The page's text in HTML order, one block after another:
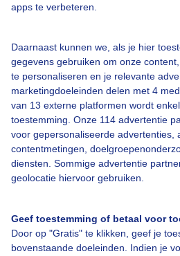
apps te verbeteren.
Daarnaast kunnen we, als je hier
gegevens gebruiken om onze
te personaliseren en je relevante
marketingdoeleinden delen met 4
van 13 externe platformen wordt
toestemming. Onze 114 advertentie
voor gepersonaliseerde advertenties,
contentmetingen,
diensten. Sommige advertentie
geolocatie hiervoor gebruiken.
Geef toestemming of betaal voor
Door op "Gratis" te klikken, geef je
bovenstaande doeleinden. Indien je
Over Buienradar
Bedrijfsgegevens
Veelgestelde vragen
Contact
Gebruikersvoorwaarden
Adverteren